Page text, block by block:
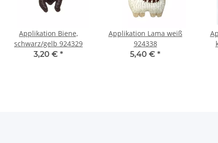
Applikation Biene,
schwarz/gelb 924329
3,20 € *
Applikation Lama weiß
924338
5,40 € *